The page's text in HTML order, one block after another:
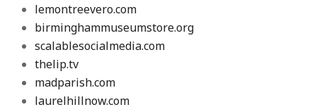
lemontreevero.com
birminghammuseumstore.org
scalablesocialmedia.com
thelip.tv
madparish.com
laurelhillnow.com